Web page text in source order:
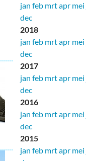
jan feb mrtapr mei
dec
2018
jan feb mrtapr mei
dec
2017
jan feb mrtapr mei
dec
2016
jan feb mrtapr mei
dec
2015
jan feb mrtapr mei